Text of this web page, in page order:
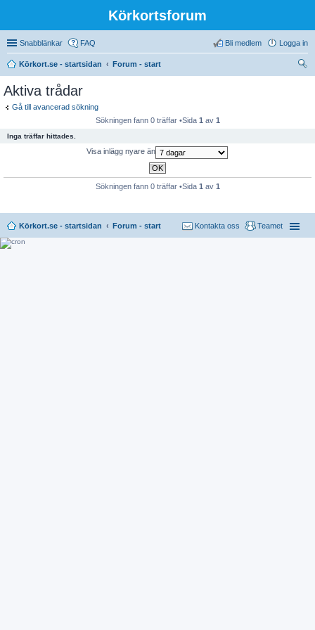
Körkortsforum
Snabblänkar FAQ Logga in
Bli medlem
Körkort.se - startsidan
Forum - start
Aktiva trådar
Gå till avancerad sökning
Sökningen fann 0 träffar •Sida 1 av 1
Inga träffar hittades.
Visa inlägg nyare än
Sökningen fann 0 träffar •Sida 1 av 1
Körkort.se - startsidan Forum - start Teamet
Kontakta oss